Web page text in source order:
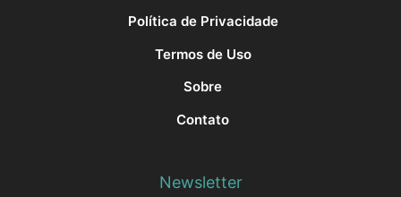
Política de Privacidade
Termos de Uso
Sobre
Contato
Newsletter